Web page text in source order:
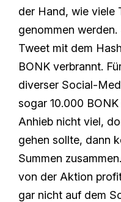
der Hand, wie viele
genommen
Tweet mit dem
BONK verbrannt.
diverser Social-
sogar 10.000
Anhieb nicht viel,
gehen sollte, dann
Summen
von der Aktion
gar nicht auf dem